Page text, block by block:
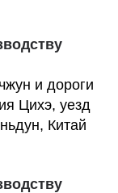
и дороги
Цихэ, уезд
Китай